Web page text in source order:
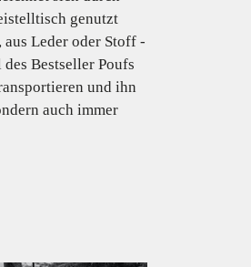
genutzt
Leder oder Stoff -
Bestseller Poufs
und ihn
auch immer